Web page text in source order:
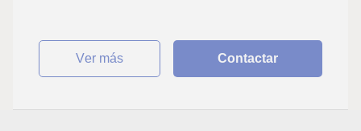
ver más Contactar